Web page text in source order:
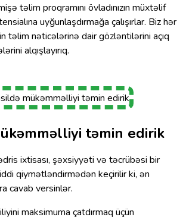
təlim proqramını övladınızın müxtəlif
uyğunlaşdırmağa çalışırlar. Biz hər
təlim nəticələrinə dair gözləntilərini açıq
alqışlayırıq.
təmin edirik
ixtisası, şəxsiyyəti və təcrübəsi bir
qiymətləndirmədən keçirilir ki, ən
cavab versinlər.
maksimuma çatdırmaq üçün